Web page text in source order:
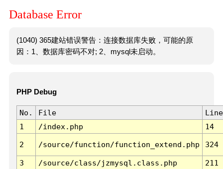
Database Error
(1040) 365建站错误警告：连接数据库失败，可能的原
因：1、数据库密码不对; 2、mysql未启动。
PHP Debug
No. File
Line
1
/index.php 14
2 /source/function/function_extend.php 324
3 /source/class/jzmysql.class.php
211